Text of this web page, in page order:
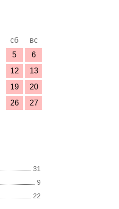
сб
вс
5
6
12
13
19
20
26
27
31
9
22